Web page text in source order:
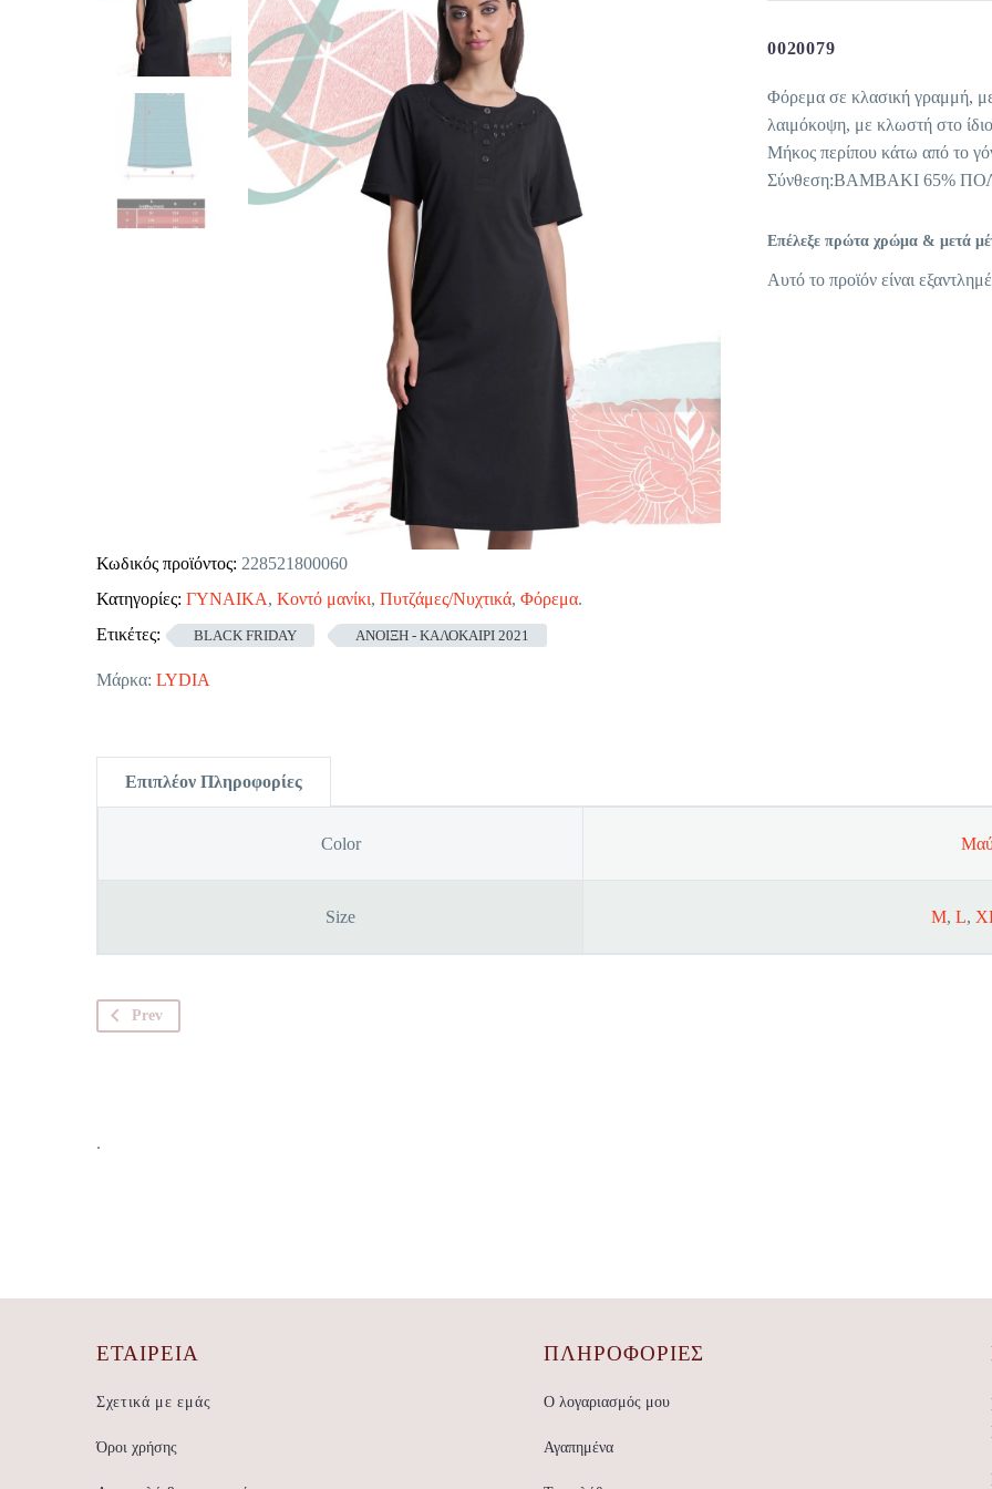
Κωδικός προϊόντος: 228521800060
Κατηγορίες: ΓΥΝΑΙΚΑ, Κοντό μανίκι, Πυτζάμες/Νυχτικά, Φόρεμα.
Ετικέτες:
BLACK FRIDAY ΑΝΟΙΞΗ - ΚΑΛΟΚΑΙΡΙ 2021
Μάρκα: LYDIA
0020079
Φόρεμα σε κλασική γραμμή, με
λαιμόκοψη, με κλωστή στο
Μήκος περίπου κάτω από το
Σύνθεση:ΒΑΜΒΑΚΙ 65%
Επέλεξε πρώτα χρώμα & μετά
Αυτό το προϊόν είναι
Επιπλέον Πληροφορίες
Color
Size M, L,
Prev
.
ΕΤΑΙΡΕΊΑ
Σχετικά με εμάς
Όροι χρήσης
ΠΛΗΡΟΦΟΡΙΕΣ
Ο λογαριασμός μου
Αγαπημένα